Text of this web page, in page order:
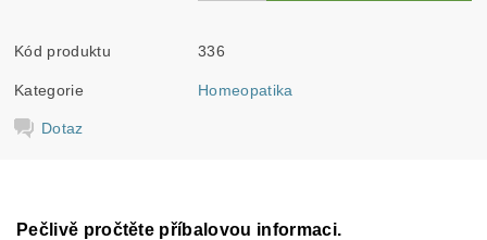
Kód produktu 336
Kategorie Homeopatika
Dotaz
Pečlivě pročtěte příbalovou informaci.